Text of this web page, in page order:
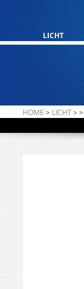
LICHT
HOME > LICHT>>